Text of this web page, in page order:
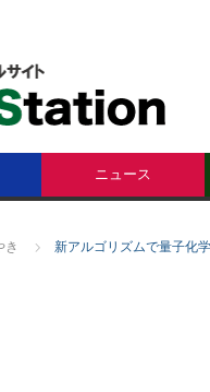
ニュース
き 新アルゴリズムで量子化